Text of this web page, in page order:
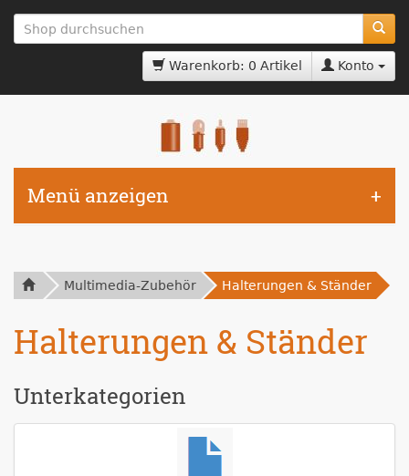
zum
Hauptinhalt
Warenkorb: 0 Artikel Konto
Menü anzeigen
Multimedia-Zubehör Halterungen & Ständer
Halterungen & Ständer
Unterkategorien